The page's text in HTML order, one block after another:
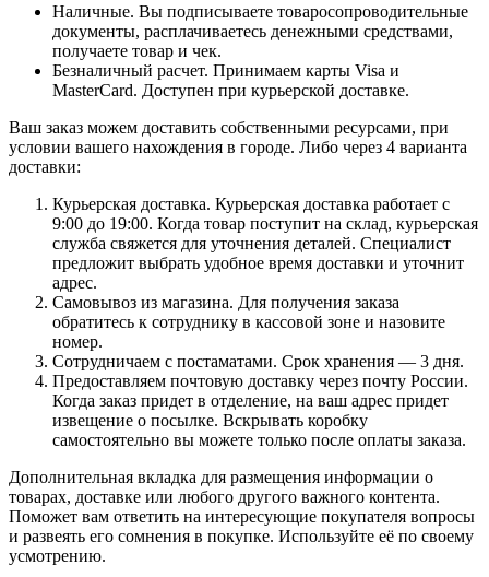
Наличные. Вы подписываете товаросопроводительные
документы, расплачиваетесь денежными средствами,
получаете товар и чек.
Безналичный расчет. Принимаем карты Visa и
MasterCard. Доступен при курьерской доставке.
Ваш заказ можем доставить собственными ресурсами, при
условии вашего нахождения в городе. Либо через 4 варианта
доставки:
Курьерская доставка. Курьерская доставка работает с
9:00 до 19:00. Когда товар поступит на склад, курьерская
служба свяжется для уточнения деталей. Специалист
предложит выбрать удобное время доставки и уточнит
адрес.
Самовывоз из магазина. Для получения заказа
обратитесь к сотруднику в кассовой зоне и назовите
номер.
Сотрудничаем с постаматами. Срок хранения — 3 дня.
Предоставляем почтовую доставку через почту России.
Когда заказ придет в отделение, на ваш адрес придет
извещение о посылке. Вскрывать коробку
самостоятельно вы можете только после оплаты заказа.
Дополнительная вкладка для размещения информации о
товарах, доставке или любого другого важного контента.
Поможет вам ответить на интересующие покупателя вопросы
и развеять его сомнения в покупке. Используйте её по своему
усмотрению.